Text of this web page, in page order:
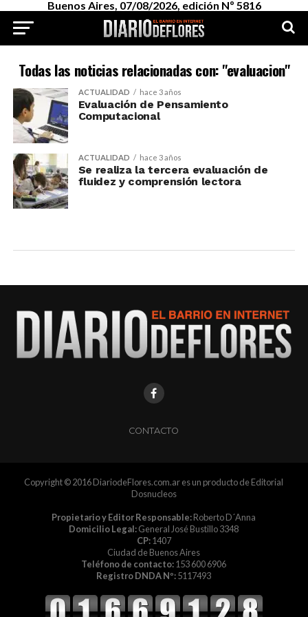
Buenos Aires, 07/08/2026, edición Nº 5816
Todas las noticias relacionadas con: "evaluacion"
ACTUALIDAD hace 3 años
Evaluación de Pensamiento
Computacional
ACTUALIDAD hace 3 años
Se realiza la tercera evaluación de
fluidez y comprensión lectora
CONTACTO
Copyright © 2016 DiariodeFlores.com.ar es un producto de Editorial
Dosnucleos
Propietario y Editor Responsable:Roberto D´Anna
Domicilio Legal:General José Bustillo 3348
CP:1407
Ciudad de Buenos Aires
Teléfono de contacto:153 600 6906
Registro DNDA Nº:5117493